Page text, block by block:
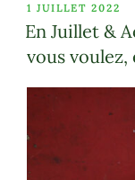
PUBLIÉ
LE
1 JUILLET 2022
En Juillet &
vous